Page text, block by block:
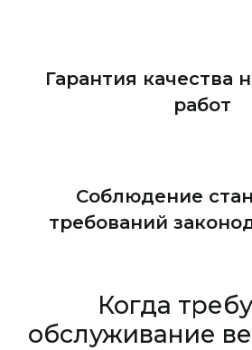
Гарантия качества
работ
Соблюдение
требований
Когда
обслуживание